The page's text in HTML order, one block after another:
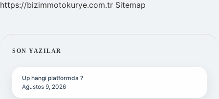
https://bizimmotokurye.com.tr Sitemap
SIDEBAR
SON YAZILAR
Up hangi platformda ?
Ağustos 9, 2026